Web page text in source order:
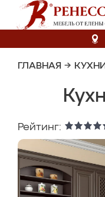
ГЛАВНАЯ → КУХНИ
Рейтинг: